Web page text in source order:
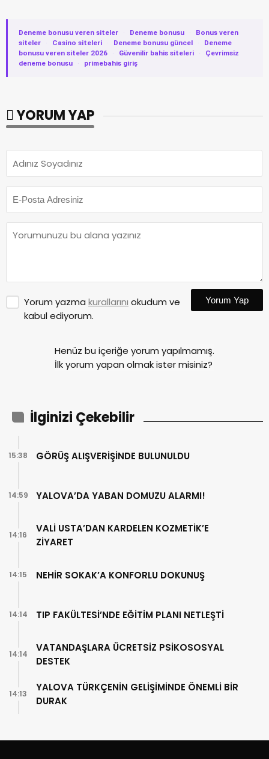
Deneme bonusu veren siteler · Deneme bonusu ·
Bonus veren
siteler
· Casino siteleri · Deneme bonusu güncel ·
Deneme
bonusu veren siteler 2026
· Güvenilir bahis siteleri ·
Çevrimsiz
deneme bonusu
· primebahis giriş
YORUM YAP
Yorum yazma kurallarını okudum ve
kabul ediyorum.
Yorum Yap
Henüz bu içeriğe yorum yapılmamış.
İlk yorum yapan olmak ister misiniz?
İlginizi Çekebilir
GÖRÜŞ ALIŞVERİŞİNDE BULUNULDU
15:38
YALOVA’DA YABAN DOMUZU ALARMI!
14:59
VALİ USTA’DAN KARDELEN KOZMETİK’E
ZİYARET
14:16
NEHİR SOKAK’A KONFORLU DOKUNUŞ
14:15
TIP FAKÜLTESİ’NDE EĞİTİM PLANI NETLEŞTİ
14:14
VATANDAŞLARA ÜCRETSİZ PSİKOSOSYAL
DESTEK
14:14
YALOVA TÜRKÇENİN GELİŞİMİNDE ÖNEMLİ BİR
DURAK
14:13